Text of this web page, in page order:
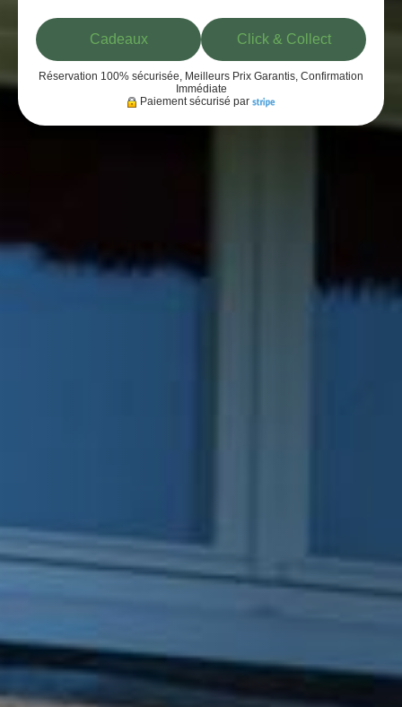
Cadeaux Click & Collect
Réservation 100% sécurisée, Meilleurs Prix Garantis, Confirmation
Immédiate
Paiement sécurisé par